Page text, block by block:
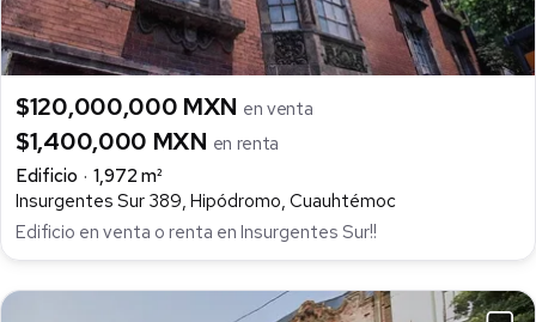
$120,000,000 MXN en venta
$1,400,000 MXN en renta
Edificio
1,972 m²
Insurgentes Sur 389, Hipódromo, Cuauhtémoc
Edificio en venta o renta en Insurgentes Sur!!